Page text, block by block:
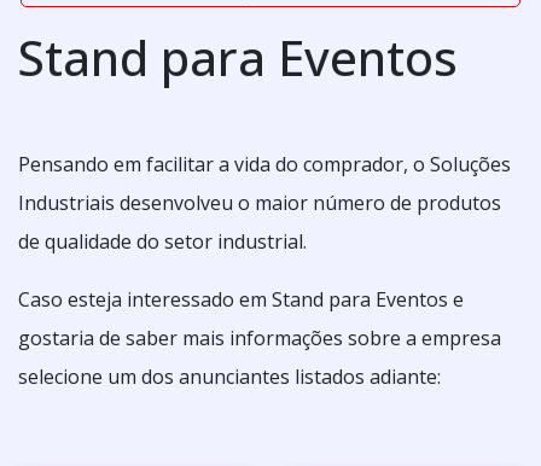
Stand para Eventos
Pensando em facilitar a vida do comprador, o Soluções
Industriais desenvolveu o maior número de produtos
de qualidade do setor industrial.
Caso esteja interessado em Stand para Eventos e
gostaria de saber mais informações sobre a empresa
selecione um dos anunciantes listados adiante: